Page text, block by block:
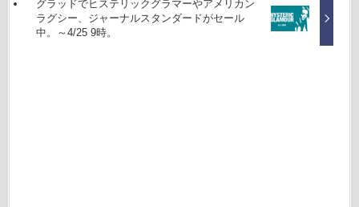
グラッドでヒステリックグラマーやアメリカン
ラグシー、ジャーナルスタンダードがセール
中。～4/25 9時。